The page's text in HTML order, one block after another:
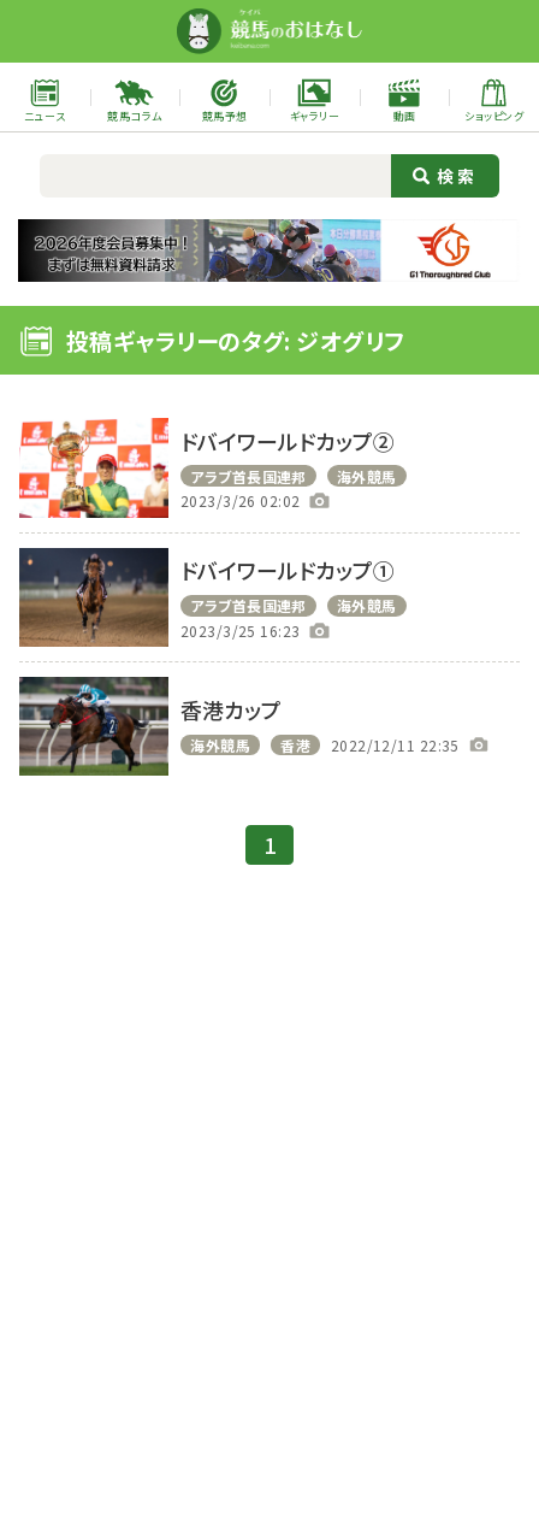
ニュース 競馬コラム 競馬予想 ギャラリー 動画 ショッピング
投稿ギャラリーのタグ: ジオグリフ
ドバイワールドカップ②
アラブ首長国連邦
海外競馬
2023/3/26 02:02
ドバイワールドカップ①
アラブ首長国連邦
海外競馬
2023/3/25 16:23
香港カップ
海外競馬 香港 2022/12/11 22:35
1